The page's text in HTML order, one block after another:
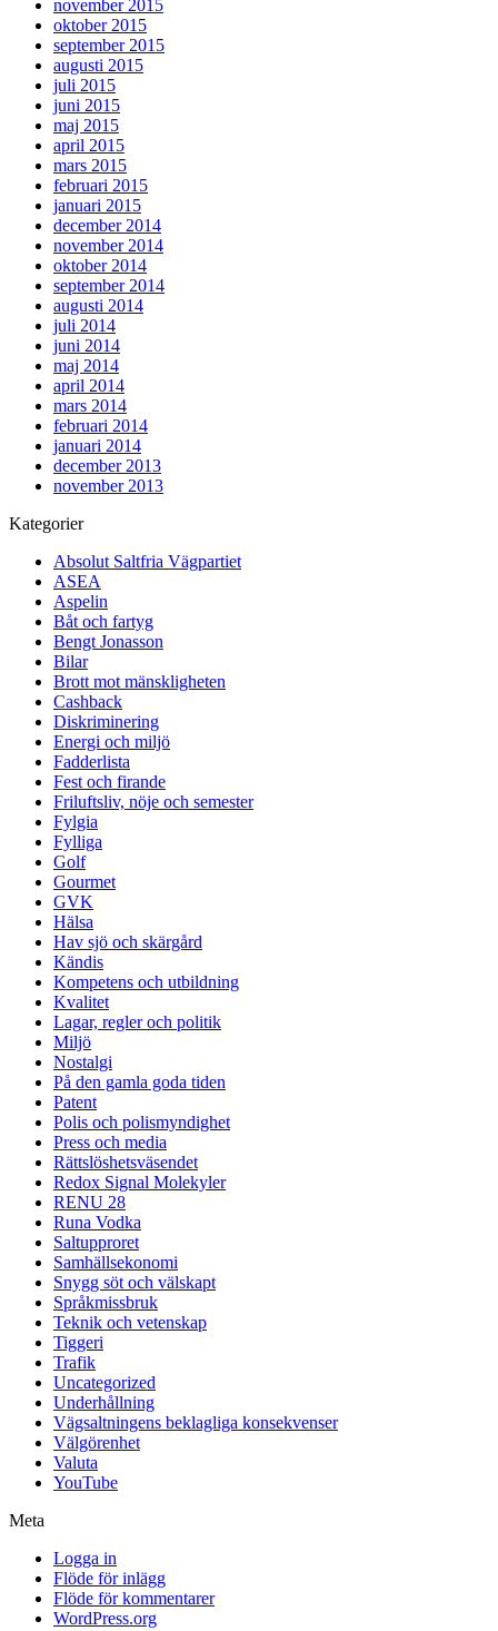
november 2015
oktober 2015
september 2015
augusti 2015
juli 2015
juni 2015
maj 2015
april 2015
mars 2015
februari 2015
januari 2015
december 2014
november 2014
oktober 2014
september 2014
augusti 2014
juli 2014
juni 2014
maj 2014
april 2014
mars 2014
februari 2014
januari 2014
december 2013
november 2013
Kategorier
Absolut Saltfria Vägpartiet
ASEA
Aspelin
Båt och fartyg
Bengt Jonasson
Bilar
Brott mot mänskligheten
Cashback
Diskriminering
Energi och miljö
Fadderlista
Fest och firande
Friluftsliv, nöje och semester
Fylgia
Fylliga
Golf
Gourmet
GVK
Hälsa
Hav sjö och skärgård
Kändis
Kompetens och utbildning
Kvalitet
Lagar, regler och politik
Miljö
Nostalgi
På den gamla goda tiden
Patent
Polis och polismyndighet
Press och media
Rättslöshetsväsendet
Redox Signal Molekyler
RENU 28
Runa Vodka
Saltupproret
Samhällsekonomi
Snygg söt och välskapt
Språkmissbruk
Teknik och vetenskap
Tiggeri
Trafik
Uncategorized
Underhållning
Vägsaltningens beklagliga konsekvenser
Välgörenhet
Valuta
YouTube
Meta
Logga in
Flöde för inlägg
Flöde för kommentarer
WordPress.org